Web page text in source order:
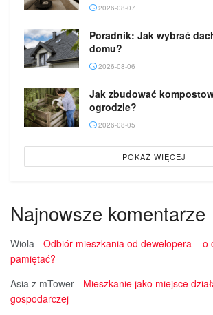
2026-08-07
Poradnik: Jak wybrać
domu?
2026-08-06
Jak zbudować
ogrodzie?
2026-08-05
POKAŻ WIĘCEJ
Najnowsze komentarze
Wiola - Odbiór mieszkania od dewelopera – o
pamiętać?
Asia z mTower - Mieszkanie jako miejsce
gospodarczej